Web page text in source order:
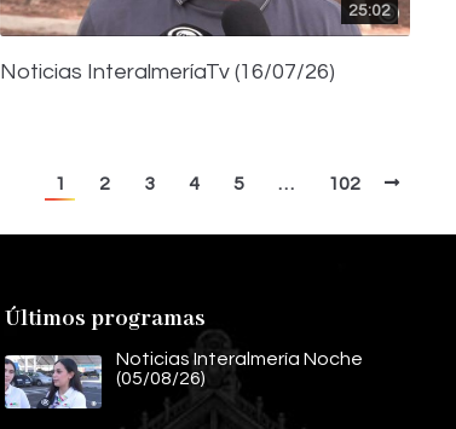
25:02
Noticias InteralmeríaTv (16/07/26)
1 2 3 4 5 … 102
Últimos programas
Noticias Interalmería Noche
(05/08/26)